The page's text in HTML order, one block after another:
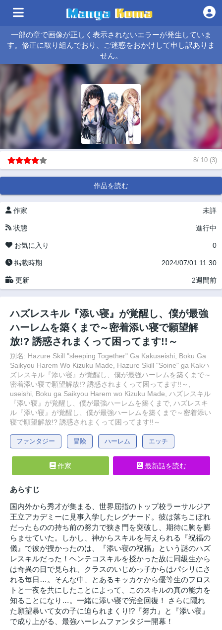
一部の章で画像が正しく表示されないエラーが発生していま
す。修正に取り組んでおり、ご迷惑をおかけして申し訳ありま
せん。
8/ 10 (3)
作品を読む
作家 未詳
状態 進行中
お気に入り 0
掲載時期 2024/07/01 11:30
更新 2週間前
ハズレスキル『添い寝』が覚醒し、僕が最強
ハーレムを築くまで～密着添い寝で願望解
放!? 誘惑されまくって困ってます!!～
別名: Hazure Skill "sleeping Together" Ga Kakuseishi, Boku Ga
Saikyou Harem Wo Kizuku Made, Hazure Skill "Soine" ga Kakハ
ズレスキル『添い寝』が覚醒し、僕が最強ハーレムを築くまで～
密着添い寝で願望解放!? 誘惑されまくって困ってます!!～,
useishi, Boku ga Saikyou Harem wo Kizuku Made, ハズレスキル
『添い寝』が覚醒し、僕が最強ハーレムを築くまで, ハズレスキ
ル『添い寝』が覚醒し、僕が最強ハーレムを築くまで～密着添い
寝で願望解放!? 誘惑されまくって困ってます!!～
ファンタジー 冒険 ハーレム エッチ
作家 最新話を読む
あらすじ
国内外から秀才が集まる、世界屈指のトップ校ラーサルジア
王立アカデミーに見事入学したレグナード。彼は落ちこぼれ
だったものの持ち前の努力で狭き門を突破し、期待に胸を膨
らませていた。しかし、神からスキルを与えられる『祝福の
儀』で彼が授かったのは、『添い寝の祝福』という謎のハズ
レスキルだった！ヘンテコスキルを授かった故に同級生から
は奇異の目で見られ、クラスのいじめっ子からはパシリにさ
れる毎日…。そんな中、とあるキッカケから優等生のフロス
トと一夜を共にしたことによって、このスキルの真の能力を
知ることになり…。一緒に添い寝で完全回復！ さらに隠れ
た願望暴いて女の子に迫られまくり!?『努力』と『添い寝』
で成り上がる、最強ハーレムファンタジー開幕！